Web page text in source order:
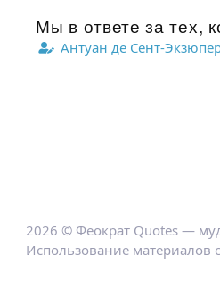
Мы в ответе за тех,
Антуан де Сент-
2026 © Феократ Quotes —
Использование материалов